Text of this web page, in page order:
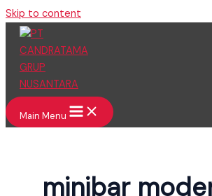
Skip to content
Main Menu
minibar